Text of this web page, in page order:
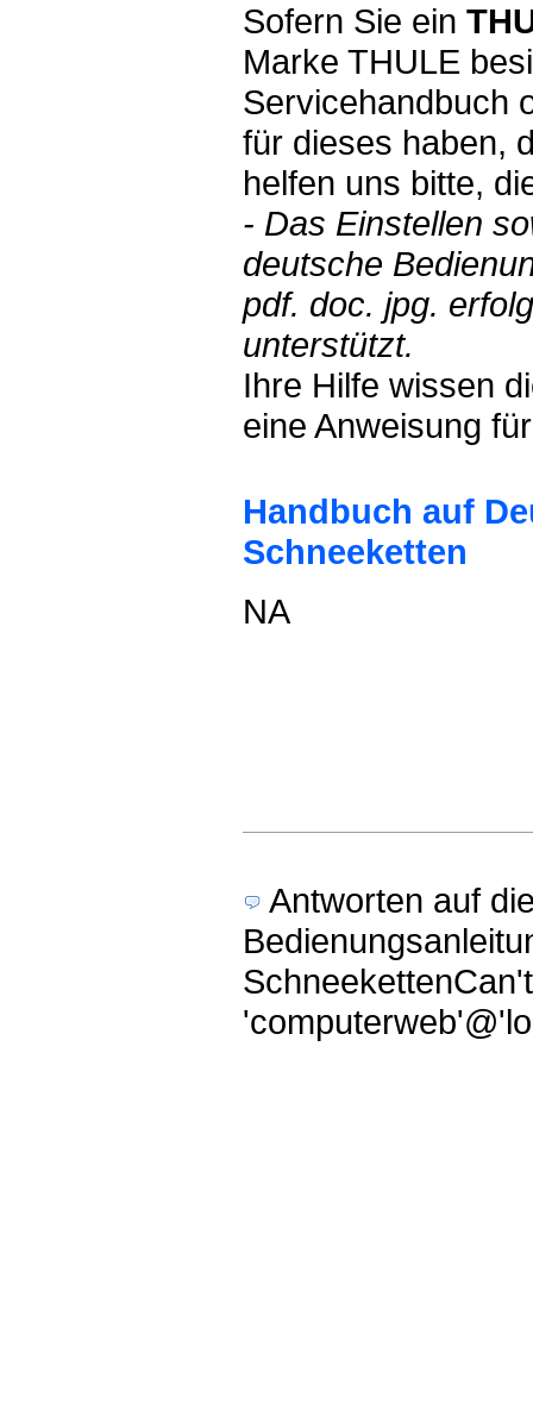
Sofern Sie ein
Marke THULE
Servicehandbuch
für dieses haben,
helfen uns bitte,
- Das Einstellen
deutsche
pdf. doc. jpg.
unterstützt.
Ihre Hilfe wissen
eine Anweisung
Handbuch auf
Schneeketten
NA
Antworten auf